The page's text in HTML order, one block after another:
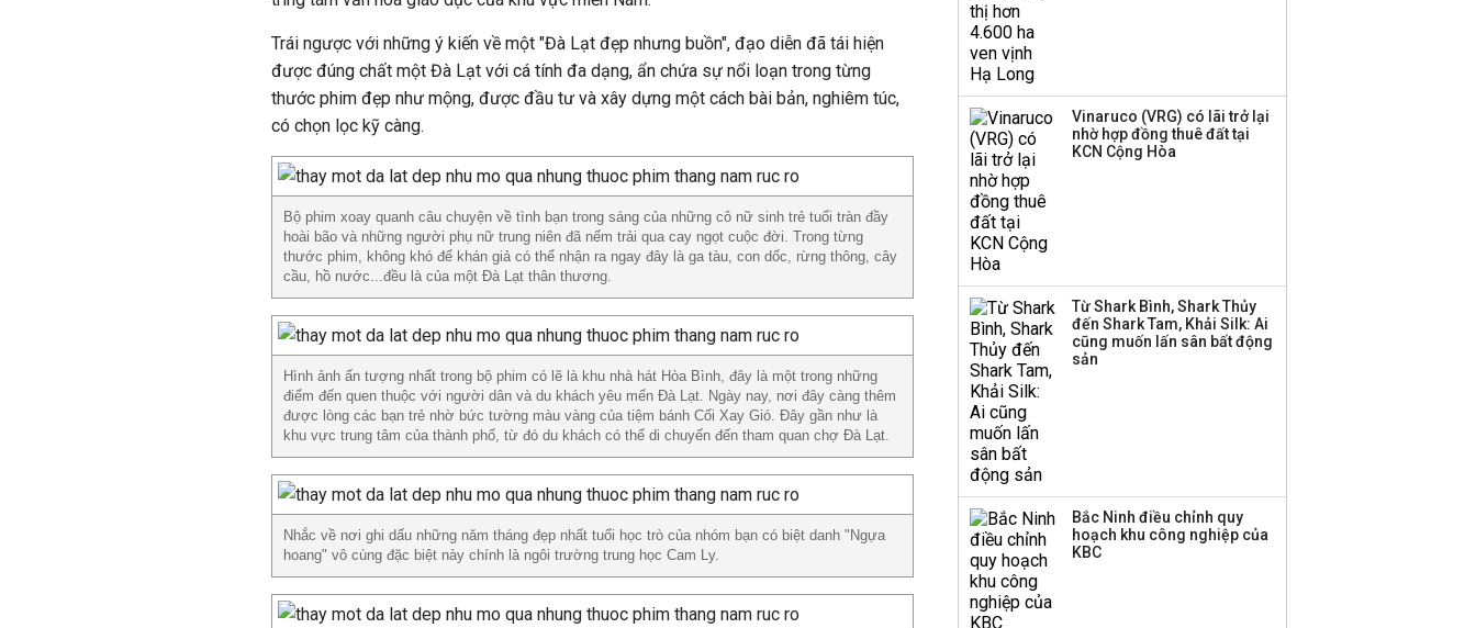
Trái ngược với những ý kiến về một "Đà Lạt đẹp nhưng buồn", đạo diễn đã tái hiện
được đúng chất một Đà Lạt với cá tính đa dạng, ẩn chứa sự nổi loạn trong từng
thước phim đẹp như mộng, được đầu tư và xây dựng một cách bài bản, nghiêm túc,
có chọn lọc kỹ càng.
Bộ phim xoay quanh câu chuyện về tình bạn trong sáng của những cô nữ sinh trẻ tuổi tràn đầy
hoài bão và những người phụ nữ trung niên đã nếm trải qua cay ngọt cuộc đời. Trong từng
thước phim, không khó để khán giả có thể nhận ra ngay đây là ga tàu, con dốc, rừng thông, cây
cầu, hồ nước...đều là của một Đà Lạt thân thương.
Hình ảnh ấn tượng nhất trong bộ phim có lẽ là khu nhà hát Hòa Bình, đây là một trong những
điểm đến quen thuộc với người dân và du khách yêu mến Đà Lạt. Ngày nay, nơi đây càng thêm
được lòng các bạn trẻ nhờ bức tường màu vàng của tiệm bánh Cối Xay Gió. Đây gần như là
khu vực trung tâm của thành phố, từ đó du khách có thể di chuyến đến tham quan chợ Đà Lạt.
Nhắc về nơi ghi dấu những năm tháng đẹp nhất tuổi học trò của nhóm bạn có biệt danh "Ngựa
hoang" vô cùng đặc biệt này chính là ngôi trường trung học Cam Ly.
hàng
TOP 10 ngân hàng lãi
Công ty 100 tỷ của
Huấn Hoa Hồng bỗng
dưng ‘biến mất’, một
Vinaruco (VRG) có lãi trở lại
nhờ hợp đồng thuê đất tại
KCN Cộng Hòa
Từ Shark Bình, Shark Thủy
đến Shark Tam, Khải Silk: Ai
cũng muốn lấn sân bất động
sản
Bắc Ninh điều chỉnh quy
hoạch khu công nghiệp của
KBC